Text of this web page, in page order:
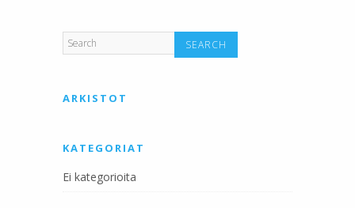
ARKISTOT
KATEGORIAT
Ei kategorioita